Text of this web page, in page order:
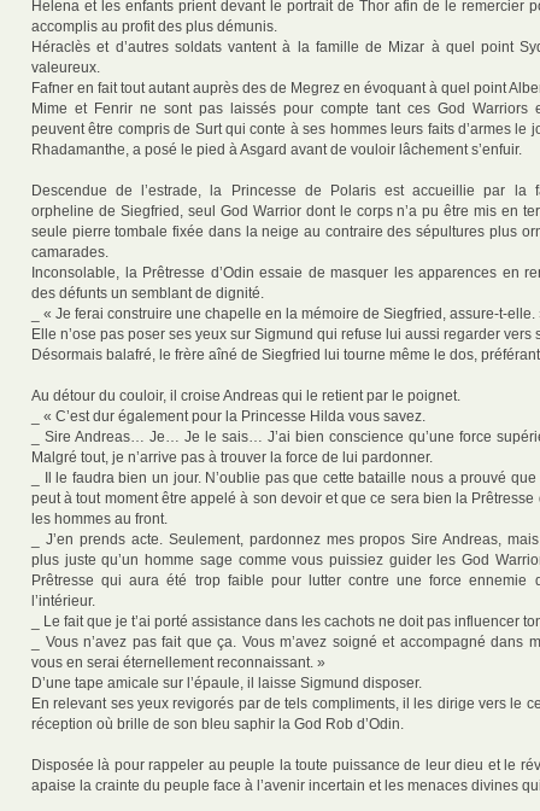
Helena et les enfants prient devant le portrait de Thor afin de le remercier
accomplis au profit des plus démunis.
Héraclès et d’autres soldats vantent à la famille de Mizar à quel point
valeureux.
Fafner en fait tout autant auprès des de Megrez en évoquant à quel point
Mime et Fenrir ne sont pas laissés pour compte tant ces God Warriors
peuvent être compris de Surt qui conte à ses hommes leurs faits d’armes le
Rhadamanthe, a posé le pied à Asgard avant de vouloir lâchement s’enfuir.
Descendue de l’estrade, la Princesse de Polaris est accueillie par la
orpheline de Siegfried, seul God Warrior dont le corps n’a pu être mis en
seule pierre tombale fixée dans la neige au contraire des sépultures plus
camarades.
Inconsolable, la Prêtresse d’Odin essaie de masquer les apparences en
des défunts un semblant de dignité.
_ « Je ferai construire une chapelle en la mémoire de Siegfried, assure-t-elle.
Elle n’ose pas poser ses yeux sur Sigmund qui refuse lui aussi regarder vers
Désormais balafré, le frère aîné de Siegfried lui tourne même le dos,
Au détour du couloir, il croise Andreas qui le retient par le poignet.
_ « C’est dur également pour la Princesse Hilda vous savez.
_ Sire Andreas… Je… Je le sais… J’ai bien conscience qu’une force
Malgré tout, je n’arrive pas à trouver la force de lui pardonner.
_ Il le faudra bien un jour. N’oublie pas que cette bataille nous a prouvé
peut à tout moment être appelé à son devoir et que ce sera bien la Prêtresse
les hommes au front.
_ J’en prends acte. Seulement, pardonnez mes propos Sire Andreas,
plus juste qu’un homme sage comme vous puissiez guider les God
Prêtresse qui aura été trop faible pour lutter contre une force ennemie
l’intérieur.
_ Le fait que je t’ai porté assistance dans les cachots ne doit pas influencer
_ Vous n’avez pas fait que ça. Vous m’avez soigné et accompagné dans
vous en serai éternellement reconnaissant. »
D’une tape amicale sur l’épaule, il laisse Sigmund disposer.
En relevant ses yeux revigorés par de tels compliments, il les dirige vers le
réception où brille de son bleu saphir la God Rob d’Odin.
Disposée là pour rappeler au peuple la toute puissance de leur dieu et le
apaise la crainte du peuple face à l’avenir incertain et les menaces divines